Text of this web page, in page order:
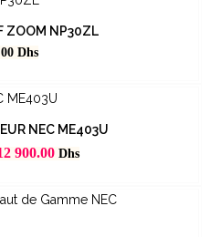
ZOOM NP30ZL
Dhs
NEC ME403U
900.00 Dhs